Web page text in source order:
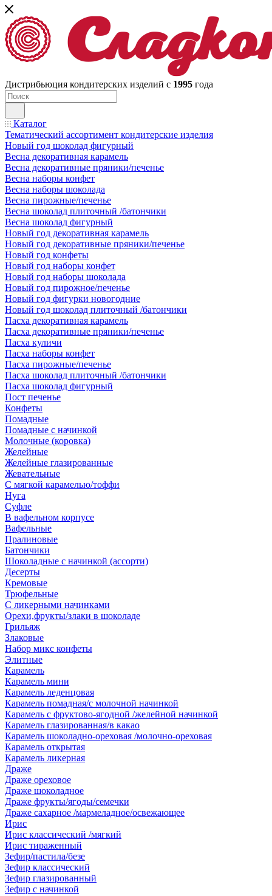
Дистрибьюция кондитерских изделий с 1995 года
Каталог
Тематический ассортимент кондитерские изделия
Новый год шоколад фигурный
Весна декоративная карамель
Весна декоративные пряники/печенье
Весна наборы конфет
Весна наборы шоколада
Весна пирожные/печенье
Весна шоколад плиточный /батончики
Весна шоколад фигурный
Новый год декоративная карамель
Новый год декоративные пряники/печенье
Новый год конфеты
Новый год наборы конфет
Новый год наборы шоколада
Новый год пирожное/печенье
Новый год фигурки новогодние
Новый год шоколад плиточный /батончики
Пасха декоративная карамель
Пасха декоративные пряники/печенье
Пасха куличи
Пасха наборы конфет
Пасха пирожные/печенье
Пасха шоколад плиточный /батончики
Пасха шоколад фигурный
Пост печенье
Конфеты
Помадные
Помадные с начинкой
Молочные (коровка)
Желейные
Желейные глазированные
Жевательные
С мягкой карамелью/тоффи
Нуга
Суфле
В вафельном корпусе
Вафельные
Пралиновые
Батончики
Шоколадные с начинкой (ассорти)
Десерты
Кремовые
Трюфельные
С ликерными начинками
Орехи,фрукты/злаки в шоколаде
Грильяж
Злаковые
Набор микс конфеты
Элитные
Карамель
Карамель мини
Карамель леденцовая
Карамель помадная/с молочной начинкой
Карамель с фруктово-ягодной /желейной начинкой
Карамель глазированная/в какао
Карамель шоколадно-ореховая /молочно-ореховая
Карамель открытая
Карамель ликерная
Драже
Драже ореховое
Драже шоколадное
Драже фрукты/ягоды/семечки
Драже сахарное /мармеладное/освежающее
Ирис
Ирис классический /мягкий
Ирис тираженный
Зефир/пастила/безе
Зефир классический
Зефир глазированный
Зефир с начинкой